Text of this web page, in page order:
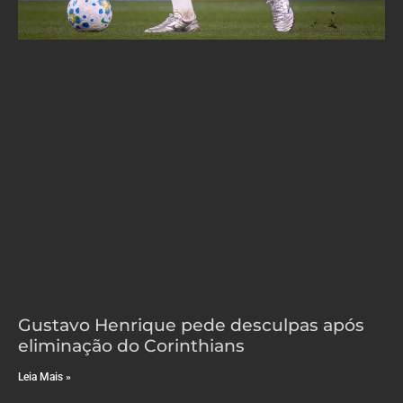
Gustavo Henrique pede desculpas após
eliminação do Corinthians
Leia Mais »